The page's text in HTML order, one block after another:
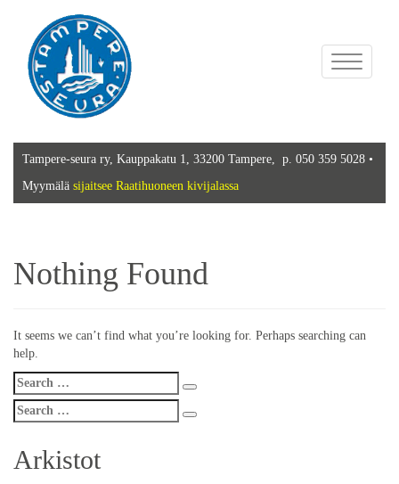
Toggle
navigation
Tampere-seura ry, Kauppakatu 1, 33200 Tampere, p. 050 359 5028 •
Myymälä sijaitsee Raatihuoneen kivijalassa
Nothing Found
It seems we can’t find what you’re looking for. Perhaps searching can
help.
Search
for:
Search
for:
Arkistot